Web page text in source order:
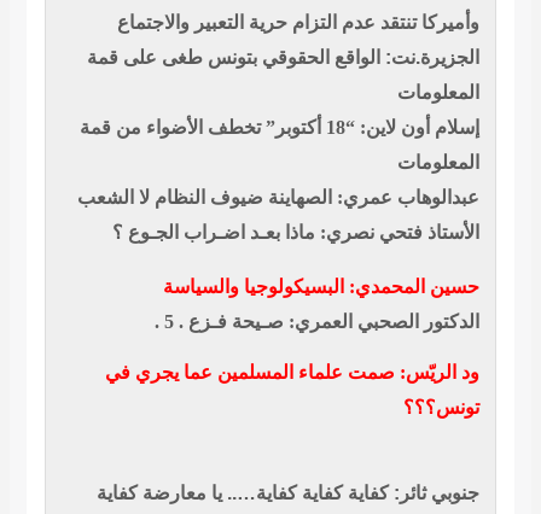
وأميركا تنتقد عدم التزام حرية التعبير والاجتماع
الجزيرة.نت: الواقع الحقوقي بتونس طغى على قمة
المعلومات
إسلام أون لاين: “18 أكتوبر” تخطف الأضواء من قمة
المعلومات
عبدالوهاب عمري: الصهاينة ضيوف النظام لا الشعب
الأستاذ فتحي نصري: ماذا بعـد اضـراب الجـوع ؟
حسين المحمدي: البسيكولوجيا والسياسة
الدكتور الصحبي العمري: صـيحة فـزع . 5 .
ود الريّس: صمت علماء المسلمين عما يجري في
تونس؟؟؟
جنوبي ثائر:كفاية كفاية كفاية….. يا معارضة كفاية